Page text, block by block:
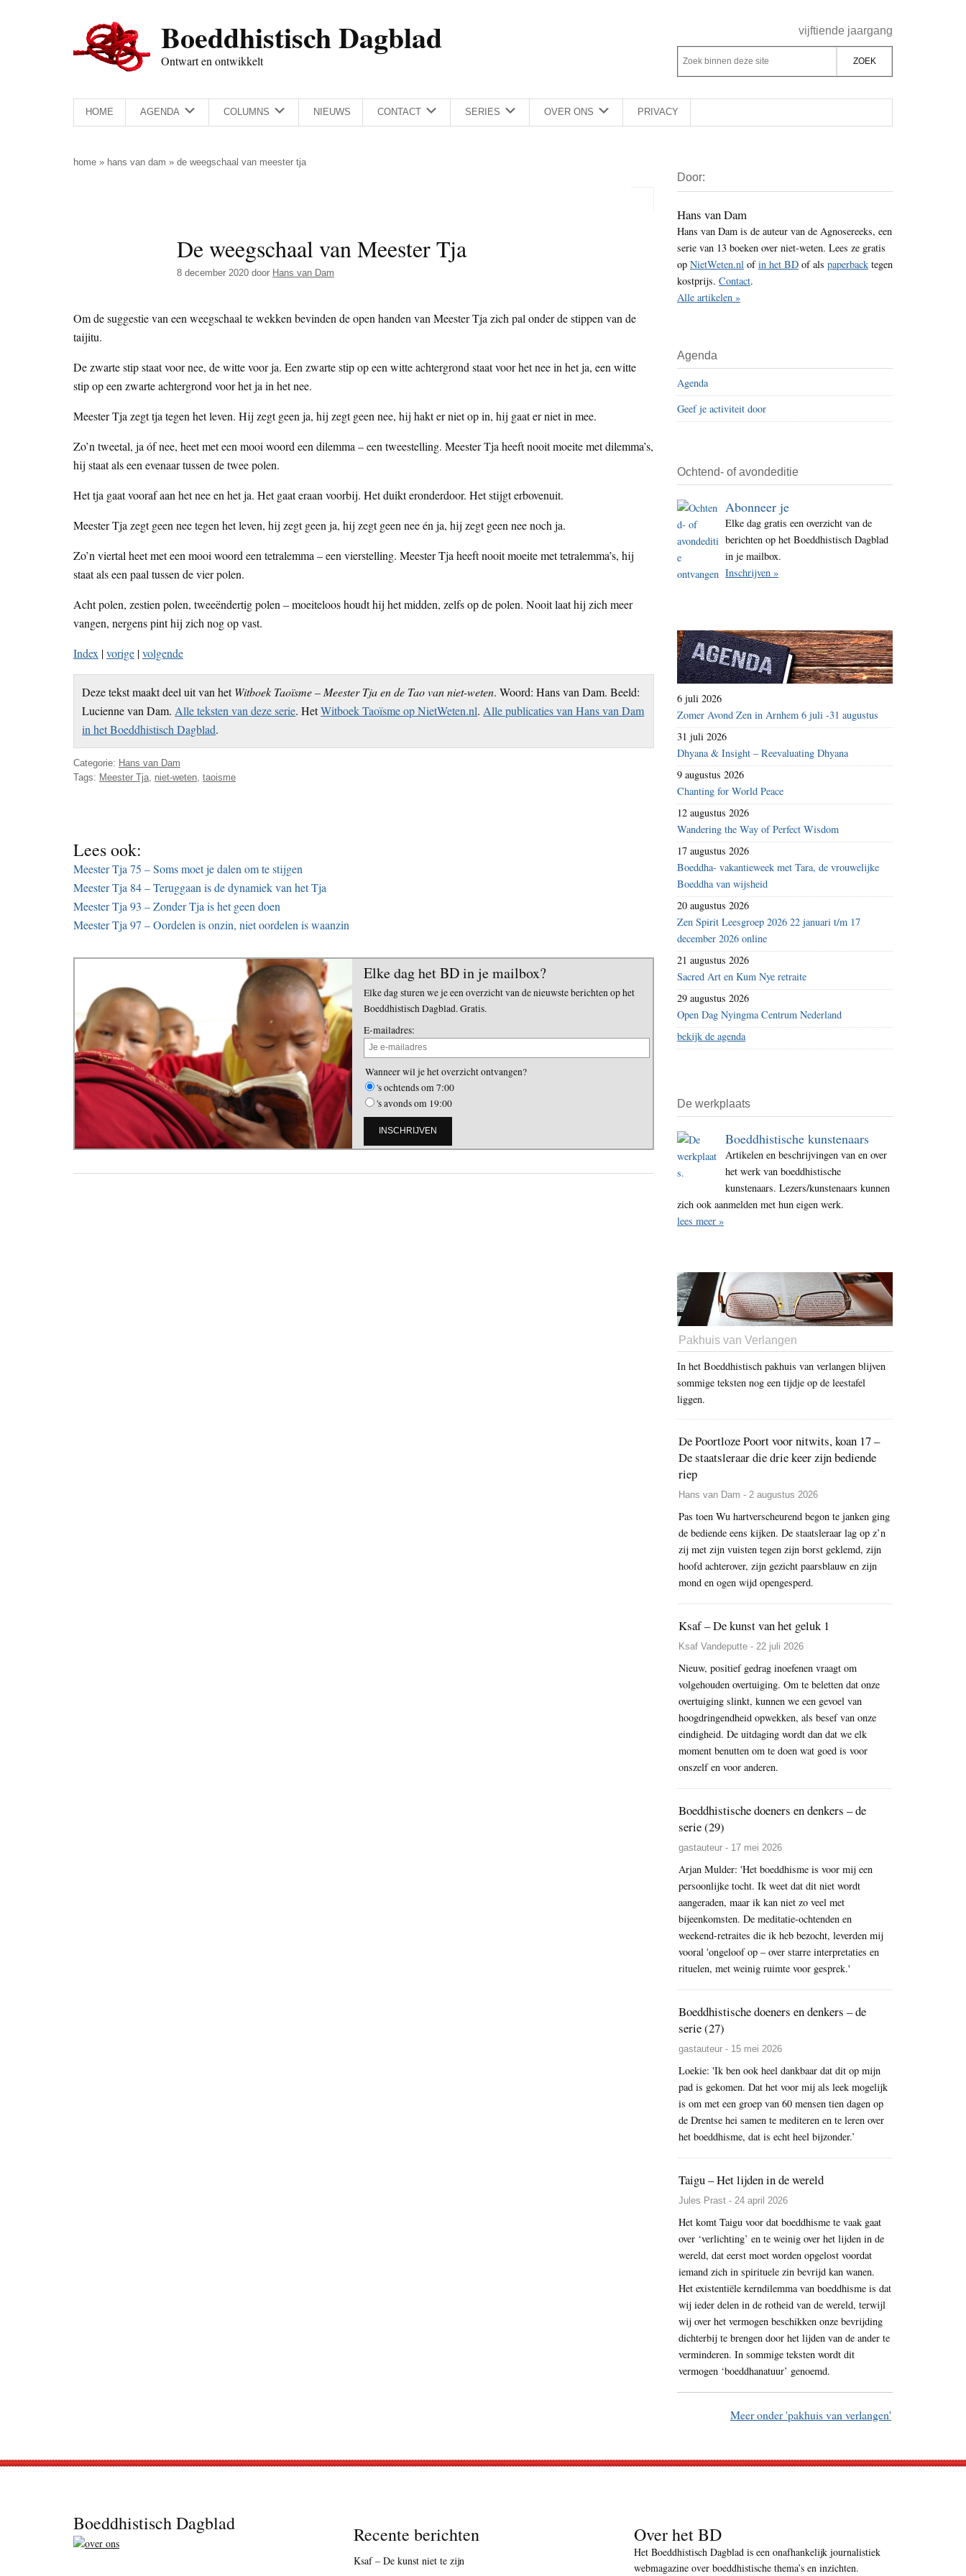
Boeddhistisch Dagblad
Ontwart en ontwikkelt
Rechts
vijftiende jaargang
Z
o
e
k
d
e
z
e
s
i
t
Z
o
k
b
n
n
e
z
e
t
e
HOME AGENDA COLUMNS NIEUWS CONTACT SERIES OVER ONS PRIVACY
home » hans van dam » de weegschaal van meester tja
De weegschaal van Meester Tja
8 december 2020 door Hans van Dam
Om de suggestie van een weegschaal te wekken bevinden de open handen van Meester Tja zich pal onder de stippen van de
taijitu.
De zwarte stip staat voor nee, de witte voor ja. Een zwarte stip op een witte achtergrond staat voor het nee in het ja, een witte
stip op een zwarte achtergrond voor het ja in het nee.
Meester Tja zegt tja tegen het leven. Hij zegt geen ja, hij zegt geen nee, hij hakt er niet op in, hij gaat er niet in mee.
Zo’n tweetal, ja óf nee, heet met een mooi woord een dilemma – een tweestelling. Meester Tja heeft nooit moeite met dilemma’s,
hij staat als een evenaar tussen de twee polen.
Het tja gaat vooraf aan het nee en het ja. Het gaat eraan voorbij. Het duikt eronderdoor. Het stijgt erbovenuit.
Meester Tja zegt geen nee tegen het leven, hij zegt geen ja, hij zegt geen nee én ja, hij zegt geen nee noch ja.
Zo’n viertal heet met een mooi woord een tetralemma – een vierstelling. Meester Tja heeft nooit moeite met tetralemma’s, hij
staat als een paal tussen de vier polen.
Acht polen, zestien polen, tweeëndertig polen – moeiteloos houdt hij het midden, zelfs op de polen. Nooit laat hij zich meer
vangen, nergens pint hij zich nog op vast.
Index |vorige |volgende
Deze tekst maakt deel uit van hetWitboek Taoïsme – Meester Tja en de Tao van niet-weten. Woord: Hans van Dam. Beeld:
Lucienne van Dam.Alle teksten van deze serie. HetWitboek Taoïsme op NietWeten.nl.Alle publicaties van Hans van Dam
in het Boeddhistisch Dagblad.
Categorie: Hans van Dam
Tags: Meester Tja niet-weten taoisme
Lees ook:
Meester Tja 75 – Soms moet je dalen om te stijgen
Meester Tja 84 – Teruggaan is de dynamiek van het Tja
Meester Tja 93 – Zonder Tja is het geen doen
Meester Tja 97 – Oordelen is onzin, niet oordelen is waanzin
Elke dag het BD in je mailbox?
Elke dag sturen we je een overzicht van de nieuwste berichten op het
Boeddhistisch Dagblad. Gratis.
E-mailadres:
Wanneer wil je het overzicht ontvangen?
's ochtends om 7:00
's avonds om 19:00
Sidebar
Door:
Hans van Dam
Hans van Dam is de auteur van de Agnosereeks, een
serie van 13 boeken over niet-weten. Lees ze gratis
op NietWeten.nl ofin het BD of als paperback tegen
kostprijs. Contact.
Alle artikelen »
Agenda
Agenda
Geef je activiteit door
Ochtend- of avondeditie
Abonneer je
Elke dag gratis een overzicht van de
berichten op het Boeddhistisch Dagblad
in je mailbox.
Inschrijven »
6 juli 2026
Zomer Avond Zen in Arnhem 6 juli -31 augustus
31 juli 2026
Dhyana & Insight – Reevaluating Dhyana
9 augustus 2026
Chanting for World Peace
12 augustus 2026
Wandering the Way of Perfect Wisdom
17 augustus 2026
Boeddha- vakantieweek met Tara, de vrouwelijke
Boeddha van wijsheid
20 augustus 2026
Zen Spirit Leesgroep 2026 22 januari t/m 17
december 2026 online
21 augustus 2026
Sacred Art en Kum Nye retraite
29 augustus 2026
Open Dag Nyingma Centrum Nederland
bekijk de agenda
De werkplaats
Boeddhistische kunstenaars
Artikelen en beschrijvingen van en over
het werk van boeddhistische
kunstenaars. Lezers/kunstenaars kunnen
zich ook aanmelden met hun eigen werk.
lees meer »
Pakhuis van Verlangen
In het Boeddhistisch pakhuis van verlangen blijven
sommige teksten nog een tijdje op de leestafel
liggen.
De Poortloze Poort voor nitwits, koan 17 –
De staatsleraar die drie keer zijn bediende
riep
Hans van Dam - 2 augustus 2026
Pas toen Wu hartverscheurend begon te janken ging
de bediende eens kijken. De staatsleraar lag op z’n
zij met zijn vuisten tegen zijn borst geklemd, zijn
hoofd achterover, zijn gezicht paarsblauw en zijn
mond en ogen wijd opengesperd.
Ksaf – De kunst van het geluk 1
Ksaf Vandeputte - 22 juli 2026
Nieuw, positief gedrag inoefenen vraagt om
volgehouden overtuiging. Om te beletten dat onze
overtuiging slinkt, kunnen we een gevoel van
hoogdringendheid opwekken, als besef van onze
eindigheid. De uitdaging wordt dan dat we elk
moment benutten om te doen wat goed is voor
onszelf en voor anderen.
Boeddhistische doeners en denkers – de
serie (29)
gastauteur - 17 mei 2026
Arjan Mulder: 'Het boeddhisme is voor mij een
persoonlijke tocht. Ik weet dat dit niet wordt
aangeraden, maar ik kan niet zo veel met
bijeenkomsten. De meditatie-ochtenden en
weekend-retraites die ik heb bezocht, leverden mij
vooral 'ongeloof op – over starre interpretaties en
rituelen, met weinig ruimte voor gesprek.'
Boeddhistische doeners en denkers – de
serie (27)
gastauteur - 15 mei 2026
Loekie: 'Ik ben ook heel dankbaar dat dit op mijn
pad is gekomen. Dat het voor mij als leek mogelijk
is om met een groep van 60 mensen tien dagen op
de Drentse hei samen te mediteren en te leren over
het boeddhisme, dat is echt heel bijzonder.’
Taigu – Het lijden in de wereld
Jules Prast - 24 april 2026
Het komt Taigu voor dat boeddhisme te vaak gaat
over ‘verlichting’ en te weinig over het lijden in de
wereld, dat eerst moet worden opgelost voordat
iemand zich in spirituele zin bevrijd kan wanen.
Het existentiële kerndilemma van boeddhisme is dat
wij ieder delen in de rotheid van de wereld, terwijl
wij over het vermogen beschikken onze bevrijding
dichterbij te brengen door het lijden van de ander te
verminderen. In sommige teksten wordt dit
vermogen ‘boeddhanatuur’ genoemd.
Meer onder 'pakhuis van verlangen'
Boeddhistisch Dagblad Recente berichten
Ksaf – De kunst niet te zijn
Over het BD
Het Boeddhistisch Dagblad is een onafhankelijk journalistiek
webmagazine over boeddhistische thema’s en inzichten.